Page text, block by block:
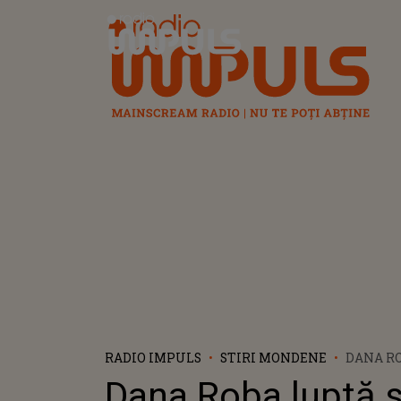
Radio Impuls
RADIO IMPULS STIRI MONDENE
DANA
MĂ